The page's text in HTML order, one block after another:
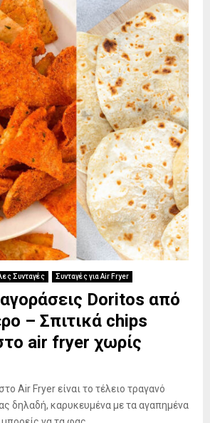
Συνταγές Συνταγές για Air Fryer
Doritos από
– Σπιτικά chips
air fryer χωρίς
Air Fryer είναι το τέλειο τραγανό
δηλαδή, καρυκευμένα με τα αγαπημένα